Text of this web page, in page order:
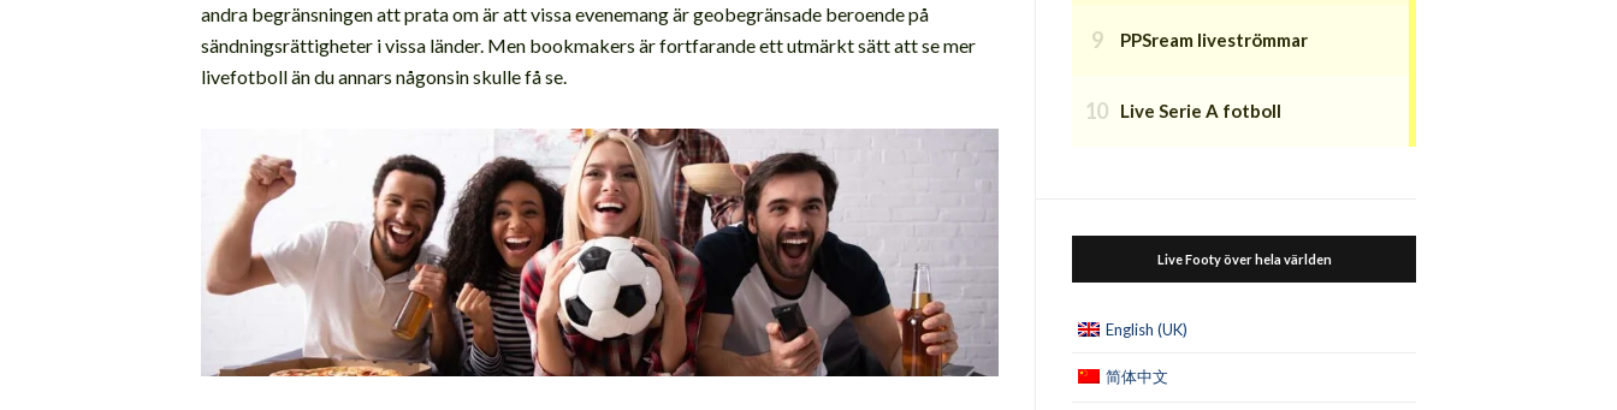
andra begränsningen att prata om är att vissa evenemang är geobegränsade beroende på
sändningsrättigheter i vissa länder. Men bookmakers är fortfarande ett utmärkt sätt att se mer
livefotboll än du annars någonsin skulle få se.
PPSream liveströmmar
Live Serie A fotboll
Live Footy över hela världen
English (UK)
简体中文